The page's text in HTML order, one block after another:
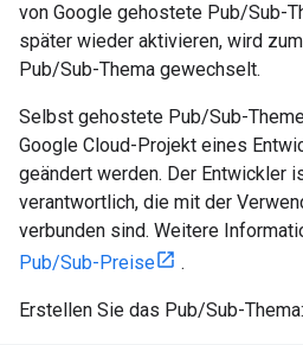
von Google gehostete Pub/Sub-
später wieder aktivieren, wird
Pub/Sub-Thema gewechselt.
Selbst gehostete Pub/Sub-
Google Cloud-Projekt eines
geändert werden. Der Entwickler
verantwortlich, die mit der
verbunden sind. Weitere
Pub/Sub-Preise
.
Erstellen Sie das Pub/Sub-Thema: